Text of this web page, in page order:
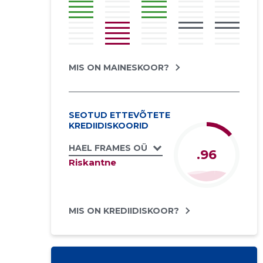
MIS ON MAINESKOOR?
SEOTUD ETTEVÕTETE
KREDIIDISKOORID
HAEL FRAMES OÜ
Riskantne .96
MIS ON KREDIIDISKOOR?